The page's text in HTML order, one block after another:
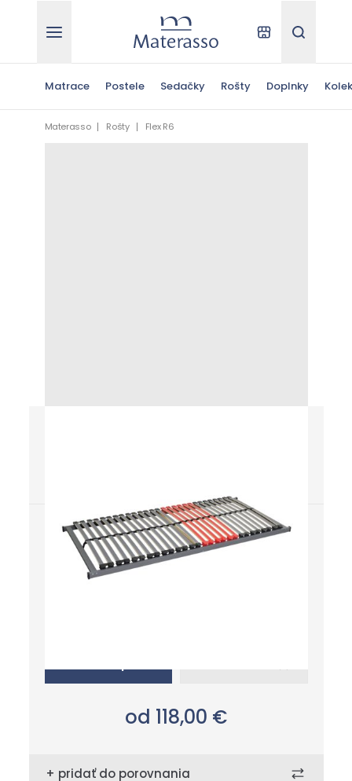
Materasso Kde kúpiťHľadať
Matrace Postele Sedačky Rošty Doplnky
Materasso Rošty Flex R6
Áno
Elektrický pohon
Nie
od 118,00 €
+ pridať do porovnania